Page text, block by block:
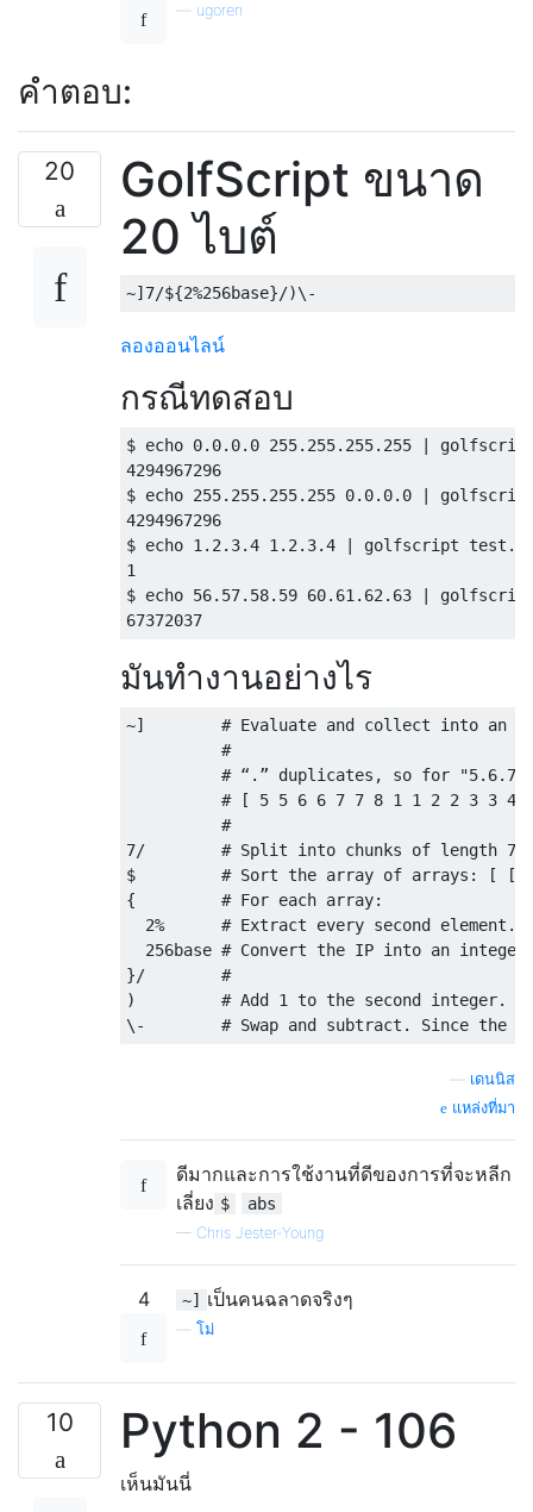
ugoren
คำตอบ:
20
GolfScript ขนาด
20 ไบต์
ลองออนไลน์
กรณีทดสอบ
$ echo 0.0.0.0 255.255.255.255 |
4294967296
$ echo 255.255.255.255 0.0.0.0 |
4294967296
$ echo 1.2.3.4 1.2.3.4 | golfscript
1
$ echo 56.57.58.59 60.61.62.63 |
มันทำงานอย่างไร
~]        # Evaluate and collect into an
          #
# “.” duplicates, so for
# [ 5 5 6 6 7 7 8 1 1 2 2 3 3 4
          #
7/        # Split into chunks of length
$         # Sort the array of arrays: [ [
{         # For each array:
2%      # Extract every second element.
256base # Convert the IP into an
}/        #
)         # Add 1 to the second integer.
เดนนิส
แหล่งที่มา
ดีมากและการใช้งานที่ดีของการที่จะหลีก
เลี่ยง $ abs
— Chris Jester-Young
4 ~] เป็นคนฉลาดจริงๆ
โม่
10 Python 2 - 106
เห็นมันนี่